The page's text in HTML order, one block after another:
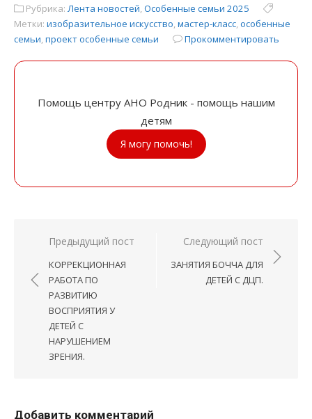
Рубрика: Лента новостей,Особенные семьи 2025
Метки: изобразительное искусство,мастер-класс,особенные
семьи,проект особенные семьи Прокомментировать
Помощь центру АНО Родник - помощь нашим
детям
Я могу помочь!
Навигация
записям
Предыдущий пост
КОРРЕКЦИОННАЯ
РАБОТА ПО
РАЗВИТИЮ
ВОСПРИЯТИЯ У
ДЕТЕЙ С
НАРУШЕНИЕМ
ЗРЕНИЯ.
Следующий пост
ЗАНЯТИЯ БОЧЧА ДЛЯ
ДЕТЕЙ С ДЦП.
Добавить комментарий